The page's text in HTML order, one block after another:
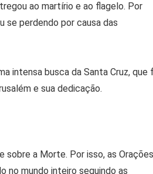
ao martírio e ao flagelo. Por
se perdendo por causa das
intensa busca da Santa Cruz, que
e sua dedicação.
sobre a Morte. Por isso, as
no mundo inteiro seguindo as